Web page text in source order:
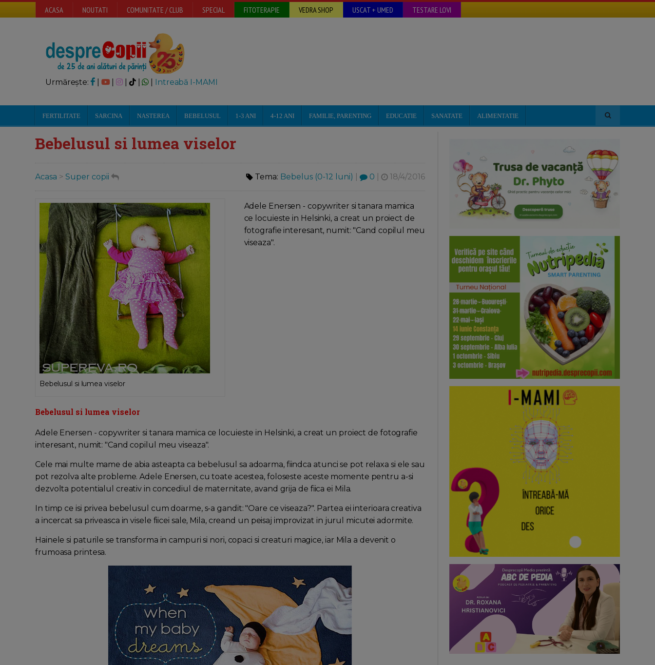
ACASA NOUTATI COMUNITATE / CLUB SPECIAL FITOTERAPIE VEDRA SHOP USCAT + UMED TESTARE LOVI
Urmărește: | | Intreabă I-MAMI
FERTILITATE SARCINA NASTEREA BEBELUSUL 1-3 ANI 4-12 ANI FAMILIE, PARENTING EDUCATIE SANATATE ALIMENTATIE
Bebelusul si lumea viselor
Acasa > Super copii Tema: Bebelus (0-12 luni) 0 18/4/2016
Bebelusul si lumea viselor
Adele Enersen - copywriter si tanara mamica
ce locuieste in Helsinki, a creat un proiect de
fotografie interesant, numit: "Cand copilul meu
viseaza".
Bebelusul si lumea viselor
Adele Enersen - copywriter si tanara mamica ce locuieste in Helsinki, a creat un proiect de fotografie
interesant, numit: "Cand copilul meu viseaza".
Cele mai multe mame de abia asteapta ca bebelusul sa adoarma, fiindca atunci se pot relaxa si ele sau
pot rezolva alte probleme. Adele Enersen, cu toate acestea, foloseste aceste momente pentru a-si
dezvolta potentialul creativ in concediul de maternitate, avand grija de fiica ei Mila.
In timp ce isi privea bebelusul cum doarme, s-a gandit: "Oare ce viseaza?". Partea ei interioara creativa
a incercat sa priveasca in visele fiicei sale, Mila, creand un peisaj improvizat in jurul micutei adormite.
Hainele si paturile se transforma in campuri si nori, copaci si creaturi magice, iar Mila a devenit o
frumoasa printesa.